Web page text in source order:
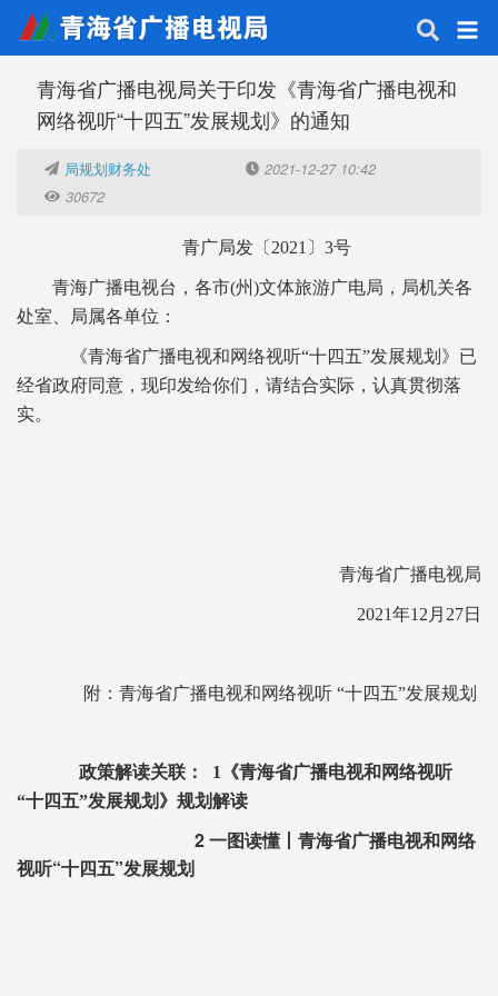
青海省广播电视局关于印发《青海省广播电视和
网络视听“十四五”发展规划》的通知
局规划财务处
2021-12-27 10:42
30672
青广局发〔2021〕3号
青海广播电视台，各市(州)文体旅游广电局，局机关各
处室、局属各单位：
《青海省广播电视和网络视听“十四五”发展规划》已
经省政府同意，现印发给你们，请结合实际，认真贯彻落
实。
青海省广播电视局
2021年12月27日
附： 青海省广播电视和网络视听 “十四五”发展规划
政策解读关联： 1
《青海省广播电视和网络视听
“十四五”发展规划》规划解读
2一图读懂丨青海省广播电视和网络
视听“十四五”发展规划